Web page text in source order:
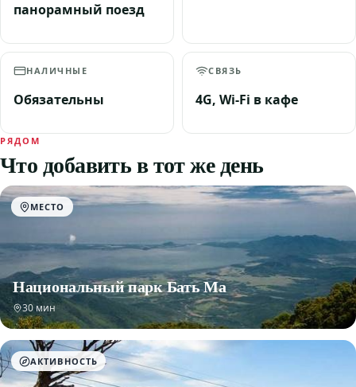
панорамный поезд
НАЛИЧНЫЕ
Обязательны
СВЯЗЬ
4G, Wi-Fi в кафе
РЯДОМ
Что добавить в тот же день
МЕСТО
Национальный парк Бать Ма
30 мин
АКТИВНОСТЬ